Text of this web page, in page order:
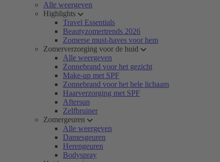
Alle weergeven
Highlights
Travel Essentials
Beautyzomertrends 2026
Zomerse must-haves voor hem
Zomerverzorging voor de huid
Alle weergeven
Zonnebrand voor het gezicht
Make-up met SPF
Zonnebrand voor het hele lichaam
Haarverzorging met SPF
Aftersun
Zelfbruiner
Zomergeuren
Alle weergeven
Damesgeuren
Herengeuren
Bodyspray